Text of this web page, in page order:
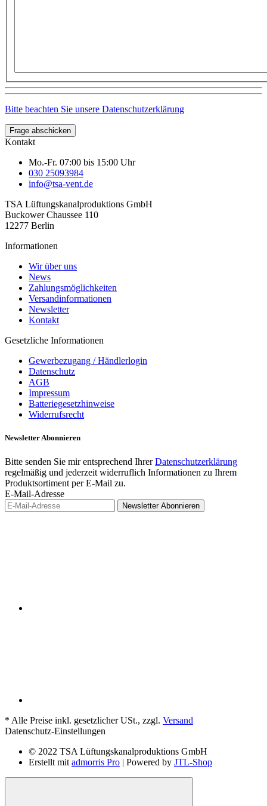
Bitte beachten Sie unsere Datenschutzerklärung
Frage abschicken
Kontakt
Mo.-Fr. 07:00 bis 15:00 Uhr
030 25093984
info@tsa-vent.de
TSA Lüftungskanal­produktions GmbH
Buckower Chaussee 110
12277 Berlin
Informationen
Wir über uns
News
Zahlungsmöglichkeiten
Versandinformationen
Newsletter
Kontakt
Gesetzliche Informationen
Gewerbezugang / Händlerlogin
Datenschutz
AGB
Impressum
Batteriegesetzhinweise
Widerrufsrecht
NewsletterAbonnieren
Bitte senden Sie mir entsprechend IhrerDatenschutzerklärung
regelmäßig und jederzeit widerruflich Informationen zu Ihrem
Produktsortiment per E-Mail zu.
E-Mail-Adresse
Newsletter Abonnieren
* Alle Preise inkl. gesetzlicher USt., zzgl. Versand
Datenschutz-Einstellungen
© 2022 TSA Lüftungskanalproduktions GmbH
Erstellt mit admorris Pro | Powered by JTL-Shop